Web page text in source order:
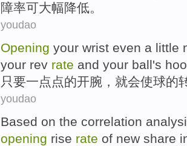
障率可大幅降低。
youdao
Opening your wrist even a little
your rev rate and your ball's
只要一点点的开腕 ， 就会使球的
youdao
Based on the correlation
opening rise rate of new share